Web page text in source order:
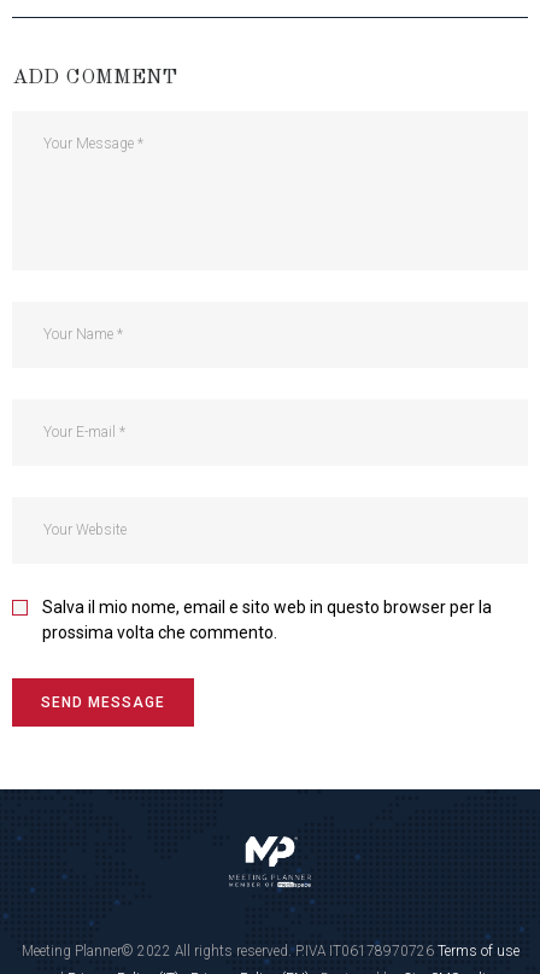
ADD COMMENT
Salva il mio nome, email e sito web in questo browser per la
prossima volta che commento.
Meeting Planner© 2022 All rights reserved. P.IVA IT06178970726 Terms of use